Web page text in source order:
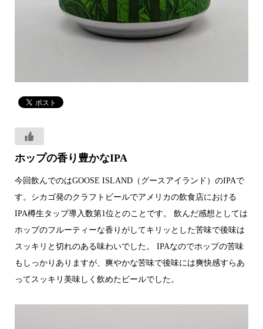
ホップの香り豊かなIPA
今回飲んでのはGOOSE ISLAND（グースアイランド）のIPAで
す。シカゴ発のクラフトビールでアメリカの飲食店における
IPA樽生タップ導入数第1位とのことです。 飲んだ感想としては
ホップのフルーティーな香りがしてキリッとした苦味で後味は
スッキリと切れのある味わいでした。 IPAなのでホップの苦味
もしっかりありますが、爽やかな苦味で後味には爽快感すらあ
ってスッキリ美味しく飲めたビールでした。